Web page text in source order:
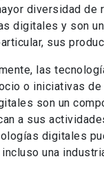
diversidad
digitales y son
sus
las
o iniciativas
son un
a sus
digitales
una